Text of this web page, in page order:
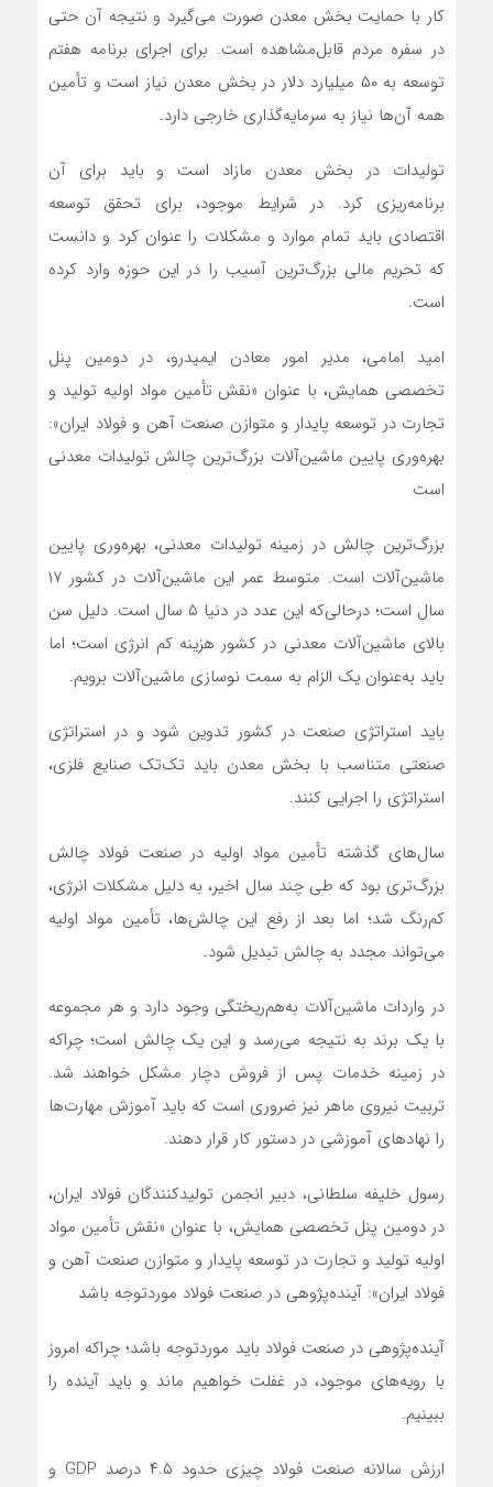
کار با حمایت بخش معدن صورت می‌گیرد و نتیجه آن حتی
در سفره مردم قابل‌مشاهده است. برای اجرای برنامه هفتم
توسعه به ۵۰ میلیارد دلار در بخش معدن نیاز است و تأمین
همه آن‌ها نیاز به سرمایه‌گذاری خارجی دارد.
تولیدات در بخش معدن مازاد است و باید برای آن
برنامه‌ریزی کرد. در شرایط موجود، برای تحقق توسعه
اقتصادی باید تمام موارد و مشکلات را عنوان کرد و دانست
که تحریم مالی بزرگ‌ترین آسیب را در این حوزه وارد کرده
است.
امید امامی، مدیر امور معادن ایمیدرو، در دومین پنل
تخصصی همایش، با عنوان «نقش تأمین مواد اولیه تولید و
تجارت در توسعه پایدار و متوازن صنعت آهن و فولاد ایران»:
بهره‌وری پایین ماشین‌آلات بزرگ‌ترین چالش تولیدات معدنی
است
بزرگ‌ترین چالش در زمینه تولیدات معدنی، بهره‌وری پایین
ماشین‌آلات است. متوسط عمر این ماشین‌آلات در کشور ۱۷
سال است؛ درحالی‌که این عدد در دنیا ۵ سال است. دلیل سن
بالای ماشین‌آلات معدنی در کشور هزینه کم انرژی است؛ اما
باید به‌عنوان یک الزام به سمت نوسازی ماشین‌آلات برویم.
باید استراتژی صنعت در کشور تدوین شود و در استراتژی
صنعتی متناسب با بخش معدن باید تک‌تک صنایع فلزی،
استراتژی را اجرایی کنند.
سال‌های گذشته تأمین مواد اولیه در صنعت فولاد چالش
بزرگ‌تری بود که طی چند سال اخیر، به دلیل مشکلات انرژی،
کم‌رنگ‌ شد؛ اما بعد از رفع این چالش‌ها، تأمین مواد اولیه
می‌تواند مجدد به چالش تبدیل شود.
در واردات ماشین‌آلات به‌هم‌ریختگی وجود دارد و هر مجموعه
با یک برند به نتیجه می‌رسد و این یک چالش است؛ چراکه
در زمینه خدمات پس از فروش دچار مشکل خواهند شد.
تربیت نیروی ماهر نیز ضروری است که باید آموزش مهارت‌ها
را نهادهای آموزشی در دستور کار قرار دهند.
رسول خلیفه سلطانی، دبیر انجمن تولیدکنندگان فولاد ایران،
در دومین پنل تخصصی همایش، با عنوان «نقش تأمین مواد
اولیه تولید و تجارت در توسعه پایدار و متوازن صنعت آهن و
فولاد ایران»: آینده‌پژوهی در صنعت فولاد موردتوجه باشد
آینده‌پژوهی در صنعت فولاد باید موردتوجه باشد؛ چراکه امروز
با رویه‌های موجود، در غفلت خواهیم ماند و باید آینده را
ببینیم.
ارزش سالانه صنعت فولاد چیزی حدود ۴.۵ درصد GDP و